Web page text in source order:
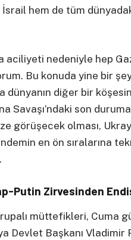
hem de tüm
aciliyeti nedeniyle hep
Bu konuda yine bir
dünyanın diğer bir
Savaşı’ndaki son
görüşecek olması,
en ön sıralarına
Putin Zirvesinden
müttefikleri, Cuma
Devlet Başkanı Vladimir